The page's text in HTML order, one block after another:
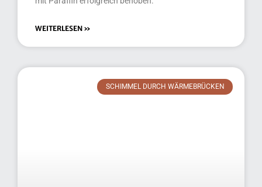
WEITERLESEN »
SCHIMMEL DURCH WÄRMEBRÜCKEN